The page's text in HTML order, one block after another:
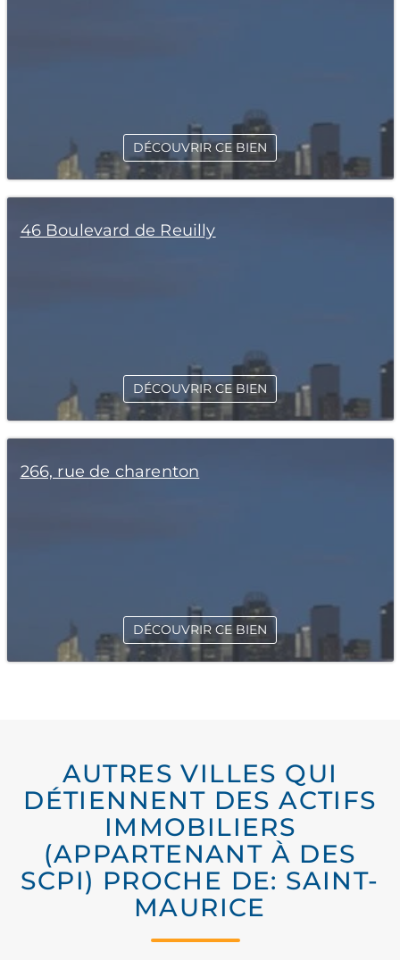
DÉCOUVRIR CE BIEN
46 Boulevard de Reuilly
DÉCOUVRIR CE BIEN
266, rue de charenton
DÉCOUVRIR CE BIEN
AUTRES VILLES QUI
DÉTIENNENT DES ACTIFS
IMMOBILIERS
(APPARTENANT À DES
SCPI) PROCHE DE: SAINT-
MAURICE